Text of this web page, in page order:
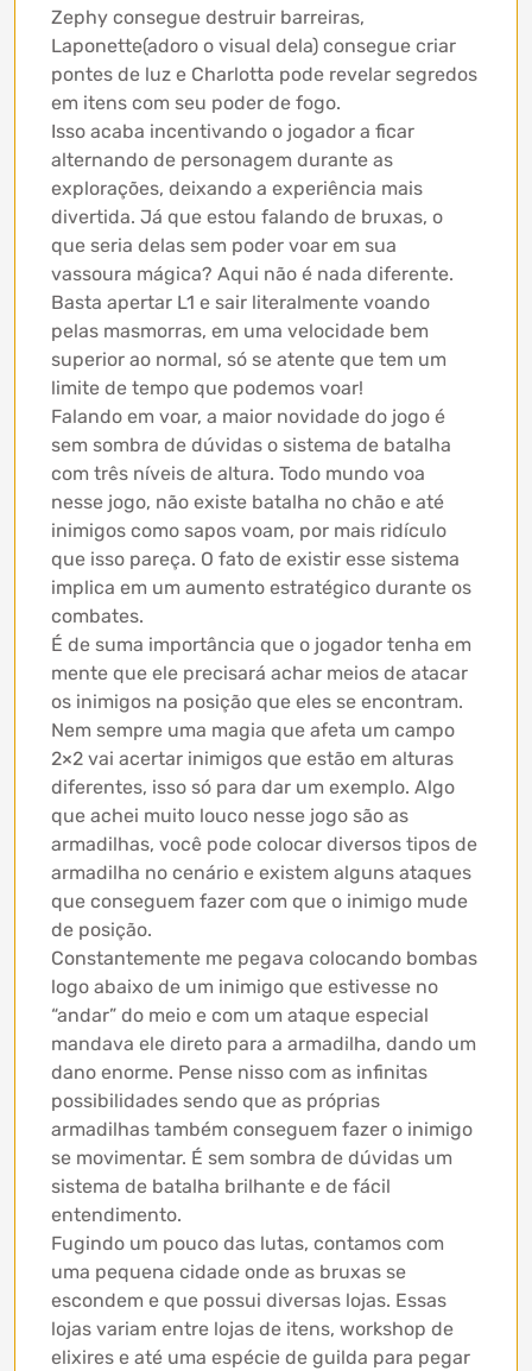
Zephy consegue destruir barreiras,
Laponette(adoro o visual dela) consegue criar
pontes de luz e Charlotta pode revelar segredos
em itens com seu poder de fogo.
Isso acaba incentivando o jogador a ficar
alternando de personagem durante as
explorações, deixando a experiência mais
divertida. Já que estou falando de bruxas, o
que seria delas sem poder voar em sua
vassoura mágica? Aqui não é nada diferente.
Basta apertar L1 e sair literalmente voando
pelas masmorras, em uma velocidade bem
superior ao normal, só se atente que tem um
limite de tempo que podemos voar!
Falando em voar, a maior novidade do jogo é
sem sombra de dúvidas o sistema de batalha
com três níveis de altura. Todo mundo voa
nesse jogo, não existe batalha no chão e até
inimigos como sapos voam, por mais ridículo
que isso pareça. O fato de existir esse sistema
implica em um aumento estratégico durante os
combates.
É de suma importância que o jogador tenha em
mente que ele precisará achar meios de atacar
os inimigos na posição que eles se encontram.
Nem sempre uma magia que afeta um campo
2×2 vai acertar inimigos que estão em alturas
diferentes, isso só para dar um exemplo. Algo
que achei muito louco nesse jogo são as
armadilhas, você pode colocar diversos tipos de
armadilha no cenário e existem alguns ataques
que conseguem fazer com que o inimigo mude
de posição.
Constantemente me pegava colocando bombas
logo abaixo de um inimigo que estivesse no
“andar” do meio e com um ataque especial
mandava ele direto para a armadilha, dando um
dano enorme. Pense nisso com as infinitas
possibilidades sendo que as próprias
armadilhas também conseguem fazer o inimigo
se movimentar. É sem sombra de dúvidas um
sistema de batalha brilhante e de fácil
entendimento.
Fugindo um pouco das lutas, contamos com
uma pequena cidade onde as bruxas se
escondem e que possui diversas lojas. Essas
lojas variam entre lojas de itens, workshop de
elixires e até uma espécie de guilda para pegar